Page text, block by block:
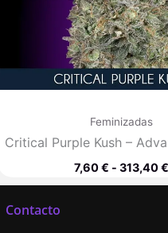
Feminizadas
Critical Purple Kush –
7,60€ - 313,40€
Contacto